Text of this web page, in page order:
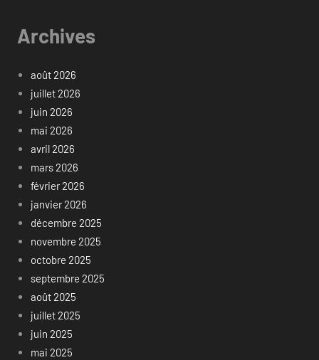
Archives
août 2026
juillet 2026
juin 2026
mai 2026
avril 2026
mars 2026
février 2026
janvier 2026
décembre 2025
novembre 2025
octobre 2025
septembre 2025
août 2025
juillet 2025
juin 2025
mai 2025